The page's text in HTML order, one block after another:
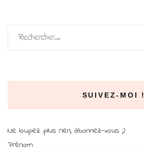
Rechercher :
SUIVEZ-MOI !
Ne loupez plus rien, abonnez-vous ;)
Prénom